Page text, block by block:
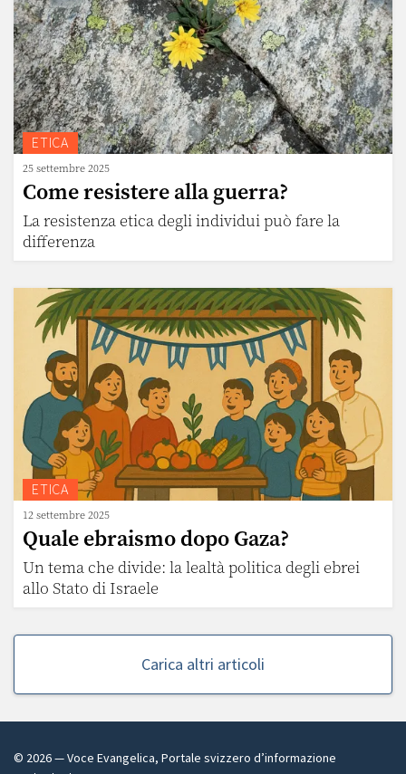
ETICA
25 settembre 2025
Come resistere alla guerra?
La resistenza etica degli individui può fare la
differenza
ETICA
12 settembre 2025
Quale ebraismo dopo Gaza?
Un tema che divide: la lealtà politica degli ebrei
allo Stato di Israele
Carica altri articoli
© 2026— Voce Evangelica, Portale svizzero d’informazione